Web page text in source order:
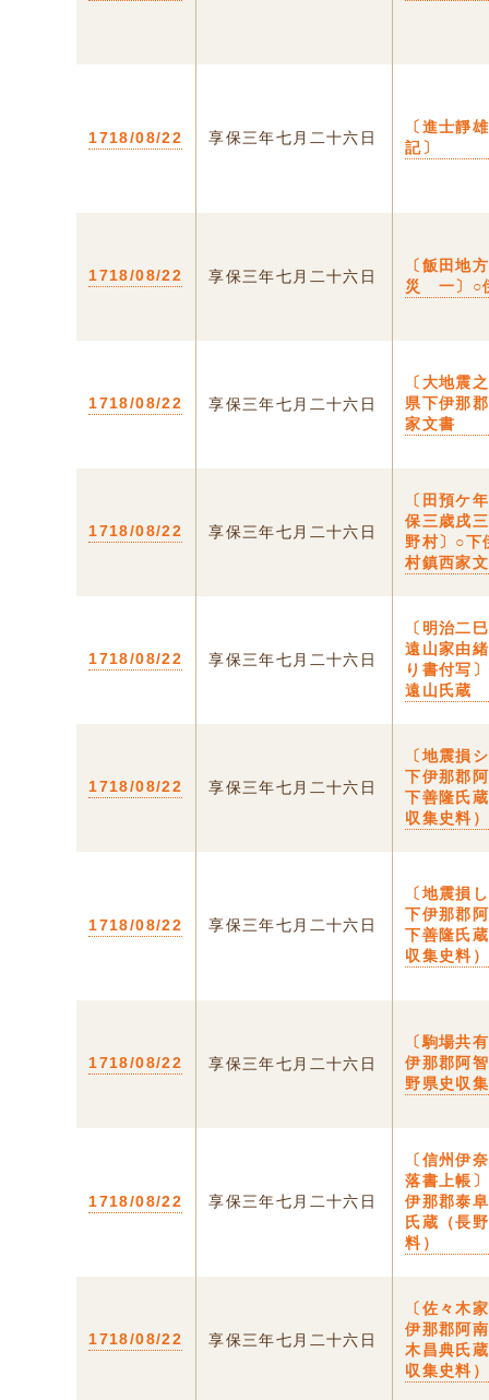
1718/08/22 享保三年七月二十六日
〔進士靜
記〕
1718/08/22 享保三年七月二十六日
〔飯田地
災 一〕○
1718/08/22 享保三年七月二十六日
〔大地震
県下伊那
家文書
1718/08/22 享保三年七月二十六日
〔田預ケ
保三歳戌
野村〕○下
村鎮西家
1718/08/22 享保三年七月二十六日
〔明治二
遠山家由
り書付写
遠山氏蔵
1718/08/22 享保三年七月二十六日
〔地震損
下伊那郡
下善隆氏
収集史料）
1718/08/22 享保三年七月二十六日
〔地震損
下伊那郡
下善隆氏
収集史料）
1718/08/22 享保三年七月二十六日
〔駒場共
伊那郡阿
野県史収
1718/08/22 享保三年七月二十六日
〔信州伊
落書上帳
伊那郡泰
氏蔵（長
料）
1718/08/22 享保三年七月二十六日
〔佐々木
伊那郡阿
木昌典氏
収集史料）